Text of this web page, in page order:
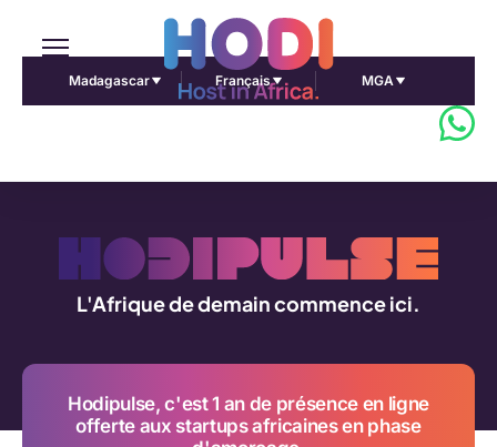
Madagascar Français MGA
L'Afrique de demain commence ici.
Hodipulse, c'est 1 an de présence en ligne
offerte aux startups africaines en phase